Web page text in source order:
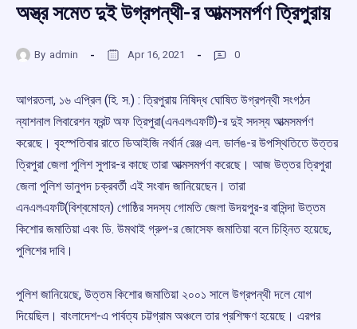
অস্ত্র সমেত দুই উগ্রপন্থী-র আত্মসমর্পণ ত্রিপুরায়
By admin Apr 16, 2021 0
আগরতলা, ১৬ এপ্রিল (হি. স.) : ত্রিপুরায় নিষিদ্ধ ঘোষিত উগ্রপন্থী সংগঠন
ন্যাশনাল লিবারেশন ফ্রন্ট অফ ত্রিপুরা(এনএলএফটি)-র দুই সদস্য আত্মসমর্পণ
করেছে। বৃহস্পতিবার রাতে ডিআইজি নর্থার্ন রেঞ্জ এল. ডার্লঙ-র উপস্থিতিতে উত্তর
ত্রিপুরা জেলা পুলিশ সুপার-র কাছে তারা আত্মসমর্পণ করেছে। আজ উত্তর ত্রিপুরা
জেলা পুলিশ ভানুপদ চক্রবর্তী এই সংবাদ জানিয়েছেন। তারা
এনএলএফটি(বিশ্বমোহন) গোষ্ঠির সদস্য গোমতি জেলা উদয়পুর-র বাসিন্দা উত্তম
কিশোর জমাতিয়া এবং ডি. উমথাই গ্রুপ-র জোসেফ জমাতিয়া বলে চিহ্নিত হয়েছে,
পুলিশের দাবি।
পুলিশ জানিয়েছে, উত্তম কিশোর জমাতিয়া ২০০১ সালে উগ্রপন্থী দলে যোগ
দিয়েছিল। বাংলাদেশ-এ পার্বত্য চট্টগ্রাম অঞ্চলে তার প্রশিক্ষণ হয়েছে। এরপর